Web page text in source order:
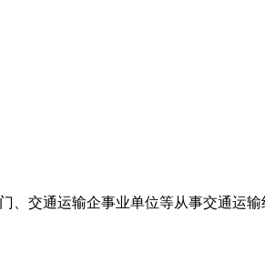
交通运输企事业单位等从事交通运